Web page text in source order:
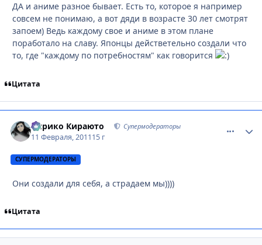
ДА и аниме разное бывает. Есть то, которое я например
совсем не понимаю, а вот дяди в возрасте 30 лет смотрят
запоем) Ведь каждому свое и аниме в этом плане
поработало на славу. Японцы действетельно создали что
то, где "каждому по потребностям" как говорится
Цитата
Кирико Кираюто Супермодераторы
11 Февраля, 201115 г
СУПЕРМОДЕРАТОРЫ
Они создали для себя, а страдаем мы))))
Цитата